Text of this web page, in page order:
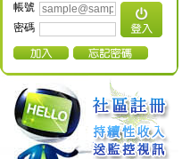
帳號
密碼